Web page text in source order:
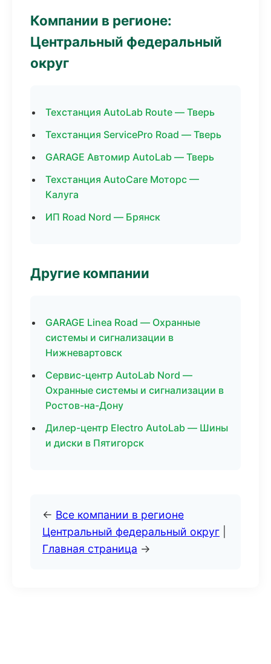
Компании в регионе:
Центральный федеральный
округ
Техстанция AutoLab Route — Тверь
Техстанция ServicePro Road — Тверь
GARAGE Автомир AutoLab — Тверь
Техстанция AutoCare Моторс —
Калуга
ИП Road Nord — Брянск
Другие компании
GARAGE Linea Road — Охранные
системы и сигнализации в
Нижневартовск
Сервис-центр AutoLab Nord —
Охранные системы и сигнализации в
Ростов-на-Дону
Дилер-центр Electro AutoLab — Шины
и диски в Пятигорск
← Все компании в регионе
Центральный федеральный округ
Главная страница →